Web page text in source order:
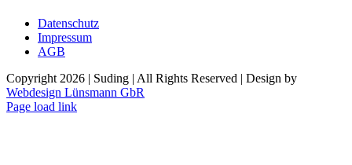
Datenschutz
Impressum
AGB
Copyright 2026 | Suding | All Rights Reserved | Design by
Webdesign Lünsmann GbR
Page load link